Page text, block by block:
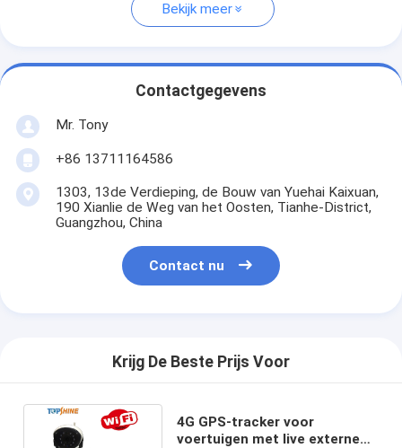
Bekijk meer
Contactgegevens
Mr. Tony
+86 13711164586
1303, 13de Verdieping, de Bouw van Yuehai Kaixuan,
190 Xianlie de Weg van het Oosten, Tianhe-District,
Guangzhou, China
Contact nu
Krijg De Beste Prijs Voor
4G GPS-tracker voor
voertuigen met live externe